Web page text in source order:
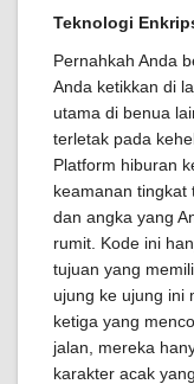
Teknologi
Pernahkah Anda
Anda ketikkan di
utama di benua
terletak pada
Platform hiburan
keamanan tingkat
dan angka yang
rumit. Kode ini
tujuan yang
ujung ke ujung ini
ketiga yang
jalan, mereka
karakter acak